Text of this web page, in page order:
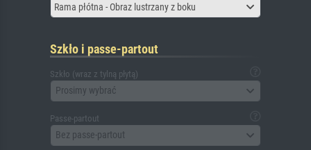
Rama płótna - Obraz lustrzany z boku
Szkło i passe-partout
Szkło (wraz z tylną płytą)
Prosimy wybrać
Passe-partout
Bez passe-partout